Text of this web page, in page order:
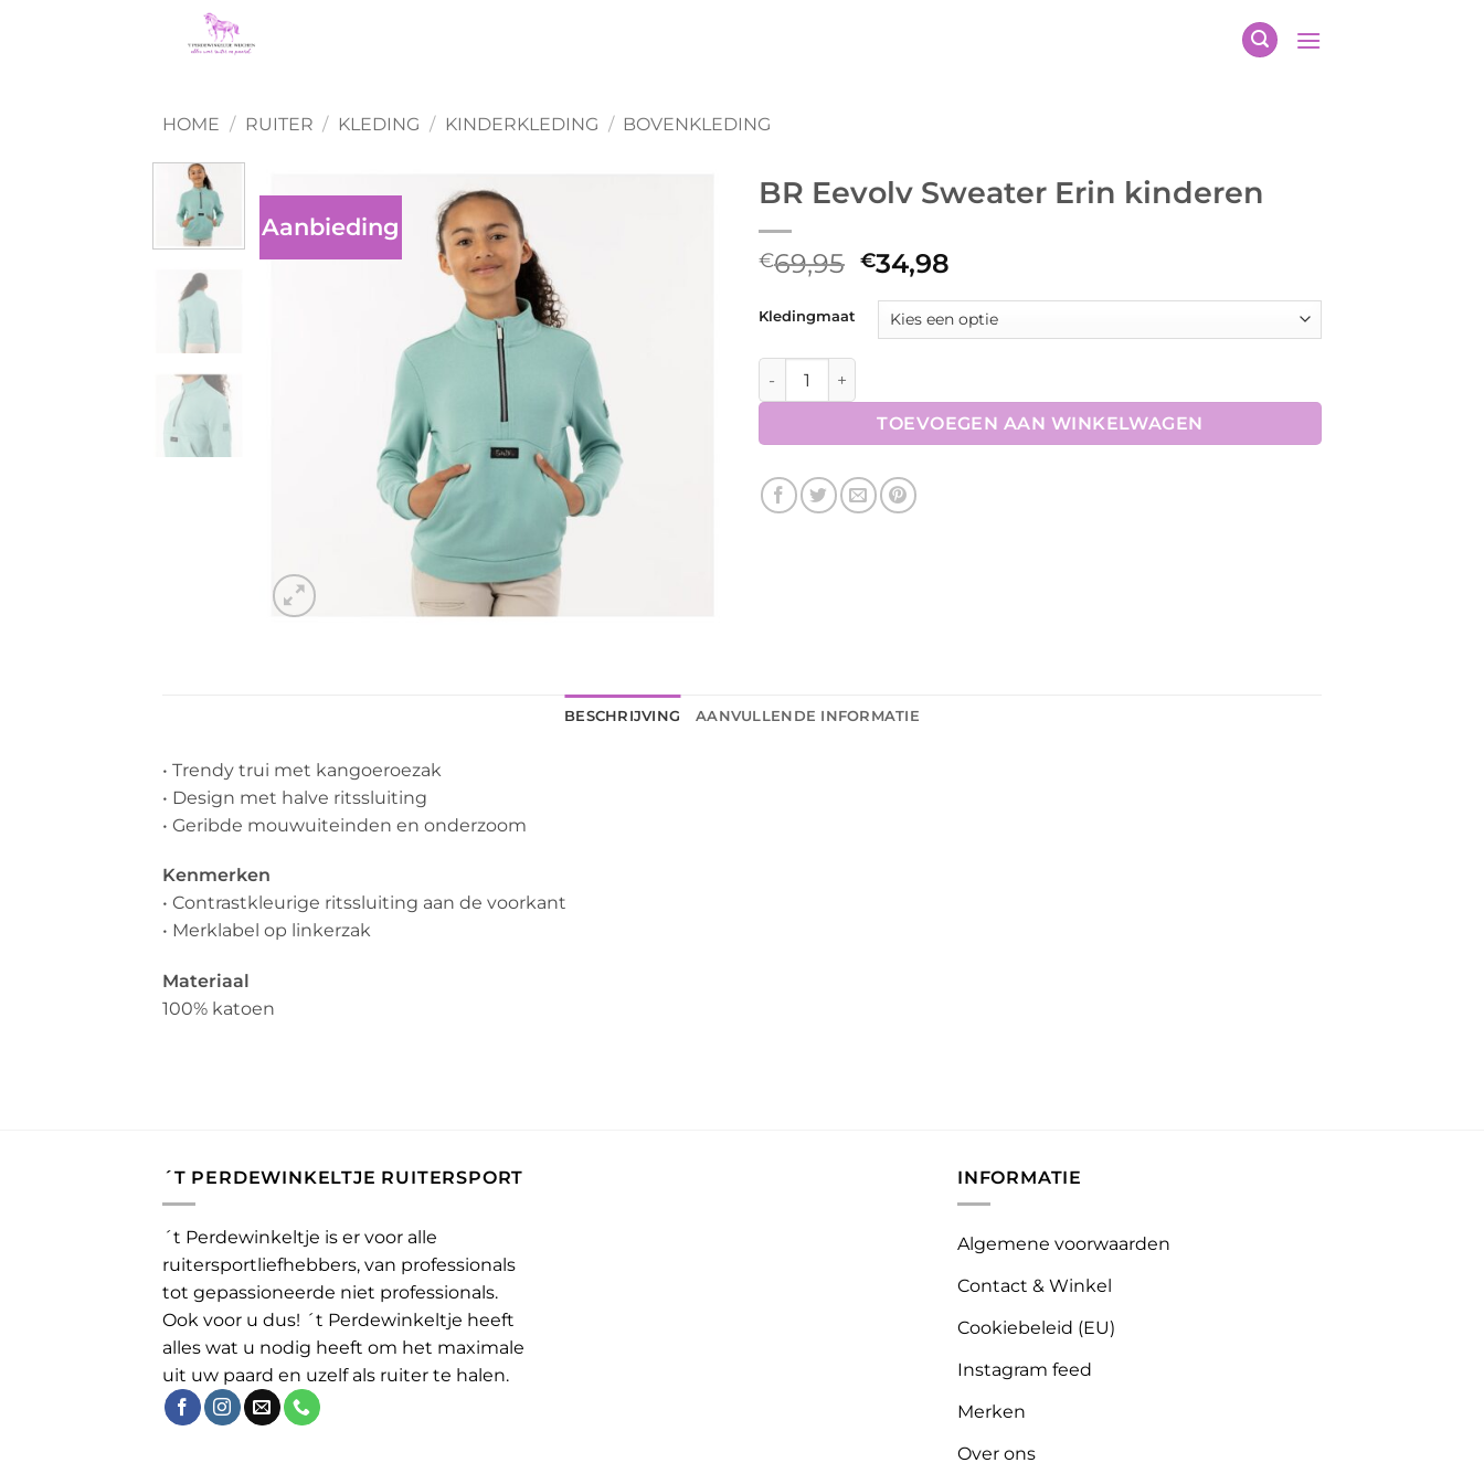
HOME / RUITER / KLEDING / KINDERKLEDING / BOVENKLEDING
Aanbieding
BR Eevolv Sweater Erin kinderen
€69,95 Oorspronkelijke
was:
€69,95.
€34,98
is:
€34,98.
Kledingmaat
BR Eevolv Sweater Erin kinderen aantal
TOEVOEGEN AAN WINKELWAGEN
BESCHRIJVING AANVULLENDE INFORMATIE
• Trendy trui met kangoeroezak
• Design met halve ritssluiting
• Geribde mouwuiteinden en onderzoom
Kenmerken
• Contrastkleurige ritssluiting aan de voorkant
• Merklabel op linkerzak
Materiaal
100% katoen
´T PERDEWINKELTJE RUITERSPORT
´t Perdewinkeltje is er voor alle
ruitersportliefhebbers, van professionals
tot gepassioneerde niet professionals.
Ook voor u dus! ´t Perdewinkeltje heeft
alles wat u nodig heeft om het maximale
uit uw paard en uzelf als ruiter te halen.
INFORMATIE
Algemene voorwaarden
Contact & Winkel
Cookiebeleid (EU)
Instagram feed
Merken
Over ons